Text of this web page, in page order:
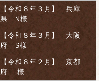
【令和８年３月】 兵庫
県 N様
【令和８年３月】 大阪
府 S様
【令和８年２月】 京都
府 I様